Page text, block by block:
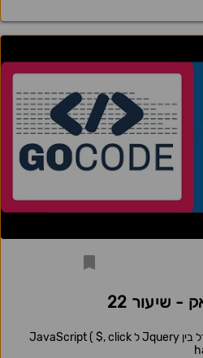
שיעור 22
תרגיל שמציג את ההבדל בין Jquery ל JavaScript ( $, click